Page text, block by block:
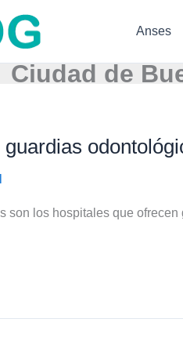
Anses
Ciudad de
son los hospitales que ofrecen